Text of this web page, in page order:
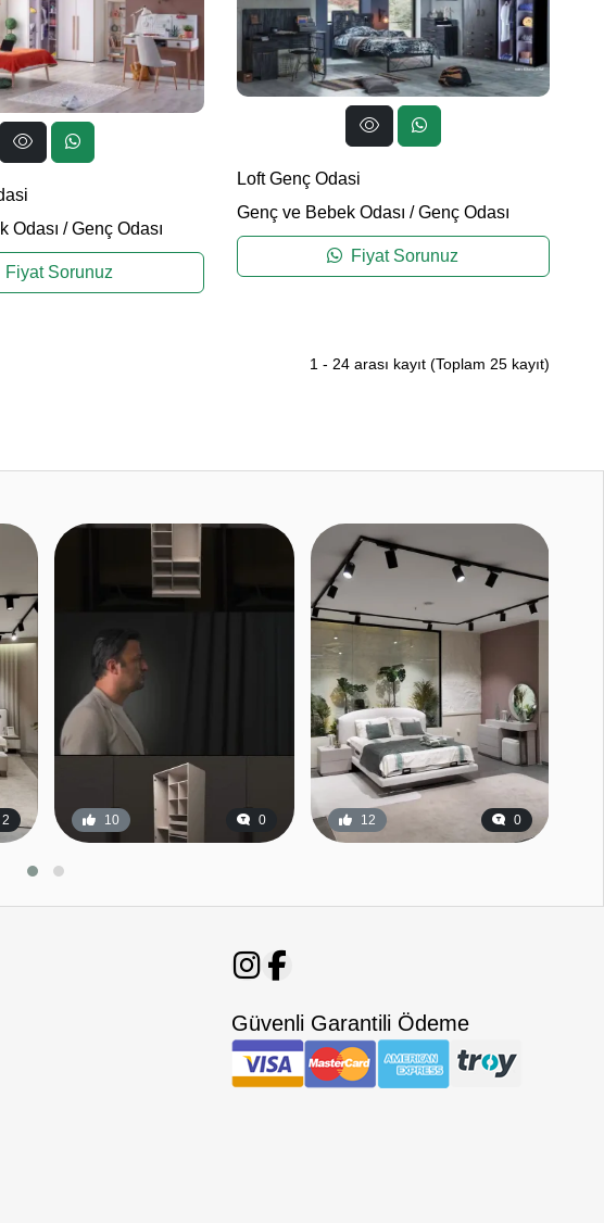
Odası /Genç Odası
Fiyat Sorunuz
Loft Genç Odasi
Genç ve Bebek Odası /Genç Odası
Fiyat Sorunuz
1 - 24 arası kayıt (Toplam 25 kayıt)
2 10 0 12 0
Güvenli Garantili Ödeme